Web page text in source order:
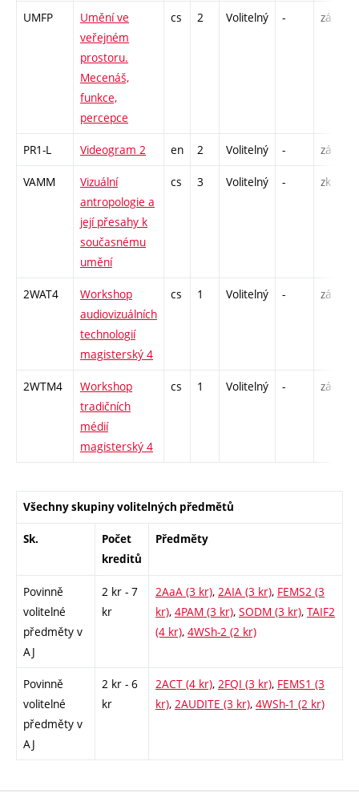
UMFP
Umění ve
veřejném
prostoru.
Mecenáš,
funkce,
percepce
cs 2 Volitelný - zá
PR1-L Videogram 2 en 2 Volitelný - zá
VAMM
Vizuální
antropologie a
její přesahy k
současnému
umění
cs 3 Volitelný - zk
2WAT4
Workshop
audiovizuálních
technologií
magisterský 4
cs 1 Volitelný - zá
2WTM4
Workshop
tradičních
médií
magisterský 4
cs 1 Volitelný - zá
Všechny skupiny volitelných předmětů
Sk.
Počet
kreditů
Předměty
Povinně
volitelné
předměty v
AJ
2 kr - 7
kr
2AaA (3 kr), 2AIA (3 kr), FEMS2 (3
kr), 4PAM (3 kr), SODM (3 kr), TAIF2
(4 kr), 4WSh-2 (2 kr)
Povinně
volitelné
předměty v
AJ
2 kr - 6
kr
2ACT (4 kr), 2FQI (3 kr), FEMS1 (3
kr), 2AUDITE (3 kr), 4WSh-1 (2 kr)